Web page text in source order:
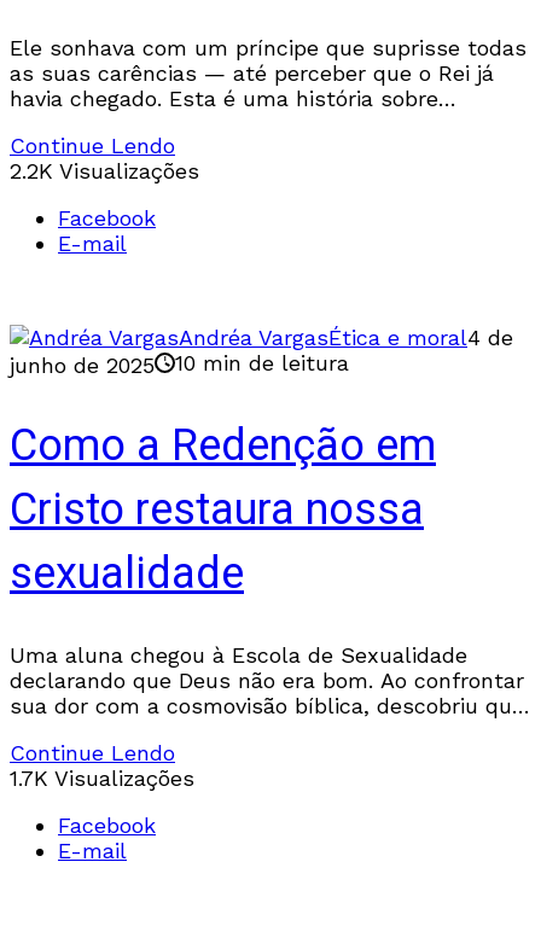
Ele sonhava com um príncipe que suprisse todas
as suas carências — até perceber que o Rei já
havia chegado. Esta é uma história sobre
Continue Lendo
2.2K Visualizações
Facebook
E-mail
Andréa VargasÉtica e moral4 de
junho de 2025
10 min de leitura
Como a Redenção em
Cristo restaura nossa
sexualidade
Uma aluna chegou à Escola de Sexualidade
declarando que Deus não era bom. Ao confrontar
sua dor com a cosmovisão bíblica, descobriu que
termina em adoração.
Continue Lendo
1.7K Visualizações
Facebook
E-mail